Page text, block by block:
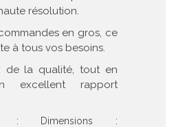
résolution.
en gros, ce
à tous vos besoins.
de la qualité, tout en
excellent rapport
: Dimensions :